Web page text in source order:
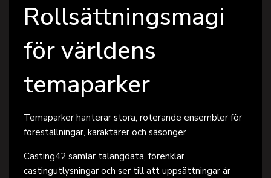
Rollsättningsmagi
för världens
temaparker
Temaparker hanterar stora, roterande ensembler för
föreställningar, karaktärer och säsonger
Casting42 samlar talangdata, förenklar
castingutlysningar och ser till att uppsättningar är